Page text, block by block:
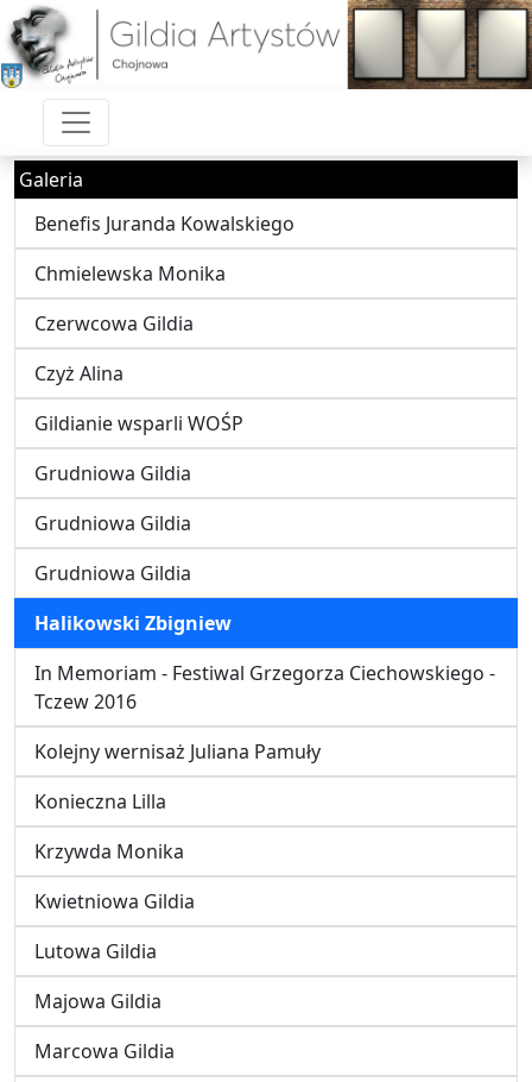
Galeria
Benefis Juranda Kowalskiego
Chmielewska Monika
Czerwcowa Gildia
Czyż Alina
Gildianie wsparli WOŚP
Grudniowa Gildia
Grudniowa Gildia
Grudniowa Gildia
Halikowski Zbigniew
In Memoriam - Festiwal Grzegorza Ciechowskiego -
Tczew 2016
Kolejny wernisaż Juliana Pamuły
Konieczna Lilla
Krzywda Monika
Kwietniowa Gildia
Lutowa Gildia
Majowa Gildia
Marcowa Gildia